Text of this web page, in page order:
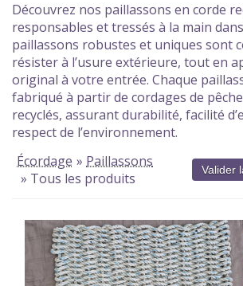
Découvrez nos paillassons en corde
responsables et tressés à la main
paillassons robustes et uniques sont
résister à l’usure extérieure, tout en
original à votre entrée. Chaque
fabriqué à partir de cordages de
recyclés, assurant durabilité, facilité
respect de l’environnement.
Écordage » Paillassons
» Tous les produits